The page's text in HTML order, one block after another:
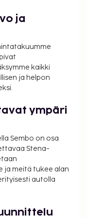
ja
kaikki
ja helpon
ympäri
Sembo on osa
Stena-
ja meitä tukee alan
autolla